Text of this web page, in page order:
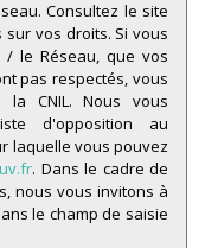
63,53 %
10,22 %
Consultez le site
sur vos droits. Si vous
/ le Réseau, que vos
pas respectés, vous
CNIL. Nous vous
d'opposition au
laquelle vous pouvez
. Dans le cadre de
nous vous invitons à
le champ de saisie